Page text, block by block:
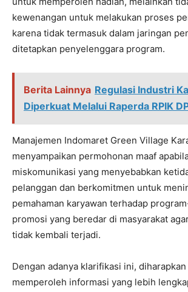
kewenangan untuk melakukan proses
karena tidak termasuk dalam jaringan
ditetapkan penyelenggara program.
Berita Lainnya Regulasi Industri
Diperkuat Melalui Raperda RPIK
Manajemen Indomaret Green Village
menyampaikan permohonan maaf
miskomunikasi yang menyebabkan
pelanggan dan berkomitmen untuk
pemahaman karyawan terhadap
promosi yang beredar di masyarakat
tidak kembali terjadi.
Dengan adanya klarifikasi ini,
memperoleh informasi yang lebih